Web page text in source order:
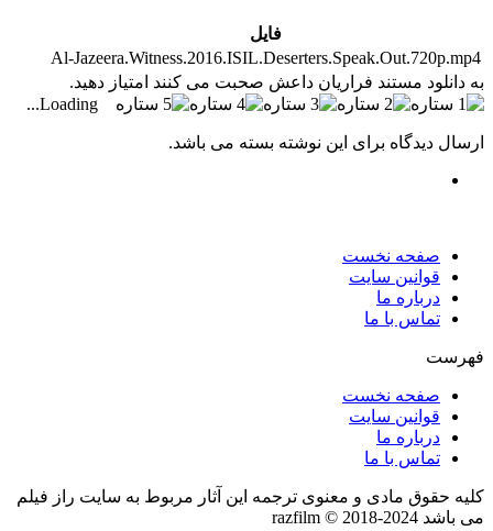
فایل
Al-Jazeera.Witness.2016.ISIL.Deserters.Speak.Out.720p.mp4
به دانلود مستند فراریان داعش صحبت می کنند امتیاز دهید.
Loading...
ارسال دیدگاه برای این نوشته بسته می باشد.
صفحه نخست
قوانین سایت
درباره ما
تماس با ما
فهرست
صفحه نخست
قوانین سایت
درباره ما
تماس با ما
کلیه حقوق مادی و معنوی ترجمه این آثار مربوط به سایت راز فیلم
می باشد razfilm © 2018-2024